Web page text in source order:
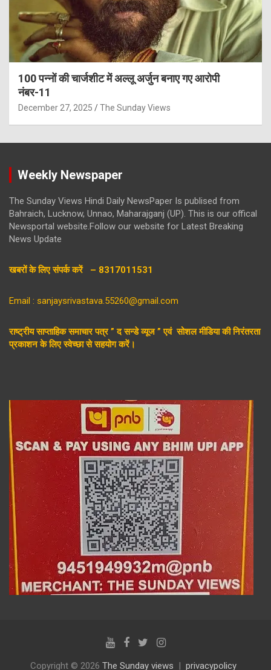
100 पन्नों की चार्जशीट में अल्लू अर्जुन बनाए गए आरोपी
नंबर-11
December 27, 2025 The Sunday Views
Weekly Newspaper
The Sunday Views Hindi Daily NewsPaper Is publised from
Bahraich, Lucknow, Unnao, Maharajganj (UP). This is our offical
Newsportal website.Follow our website for Latest Breaking
News Update
खबरों के लिए संपर्क करें – 8317011531
Email : sanjaysrivastava.55260@gmail.com
राष्ट्रीय साप्ताहिक समाचार पत्र ” द सन्डे व्यूज ” एवं सोशल मीडिया की निरंतरता
प्रकाशन के लिए स्वेच्छा से सहयोग करें।
Copyright © 2026 The Sunday views privacypolicy